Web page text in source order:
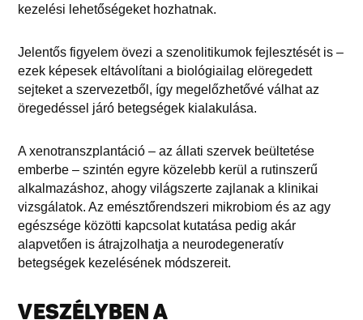
kezelési lehetőségeket hozhatnak.
Jelentős figyelem övezi a szenolitikumok fejlesztését is –
ezek képesek eltávolítani a biológiailag elöregedett
sejteket a szervezetből, így megelőzhetővé válhat az
öregedéssel járó betegségek kialakulása.
A xenotranszplantáció – az állati szervek beültetése
emberbe – szintén egyre közelebb kerül a rutinszerű
alkalmazáshoz, ahogy világszerte zajlanak a klinikai
vizsgálatok. Az emésztőrendszeri mikrobiom és az agy
egészsége közötti kapcsolat kutatása pedig akár
alapvetően is átrajzolhatja a neurodegeneratív
betegségek kezelésének módszereit.
VESZÉLYBEN A